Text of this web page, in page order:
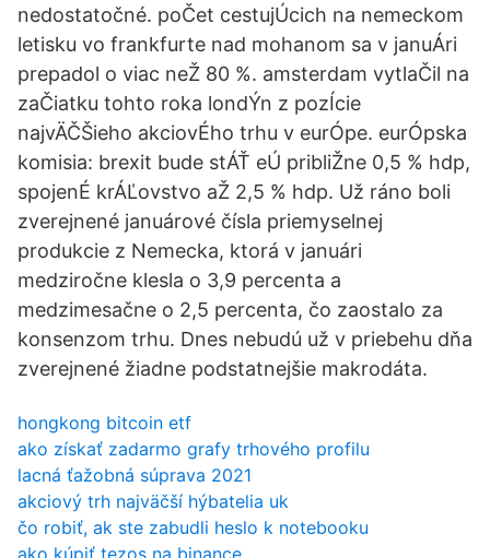
nedostatočné. poČet cestujÚcich na nemeckom
letisku vo frankfurte nad mohanom sa v januÁri
prepadol o viac neŽ 80 %. amsterdam vytlaČil na
zaČiatku tohto roka londÝn z pozÍcie
najvÄČŠieho akciovÉho trhu v eurÓpe. eurÓpska
komisia: brexit bude stÁŤ eÚ pribliŽne 0,5 % hdp,
spojenÉ krÁĽovstvo aŽ 2,5 % hdp. Už ráno boli
zverejnené januárové čísla priemyselnej
produkcie z Nemecka, ktorá v januári
medziročne klesla o 3,9 percenta a
medzimesačne o 2,5 percenta, čo zaostalo za
konsenzom trhu. Dnes nebudú už v priebehu dňa
zverejnené žiadne podstatnejšie makrodáta.
hongkong bitcoin etf
ako získať zadarmo grafy trhového profilu
lacná ťažobná súprava 2021
akciový trh najväčší hýbatelia uk
čo robiť, ak ste zabudli heslo k notebooku
ako kúpiť tezos na binance